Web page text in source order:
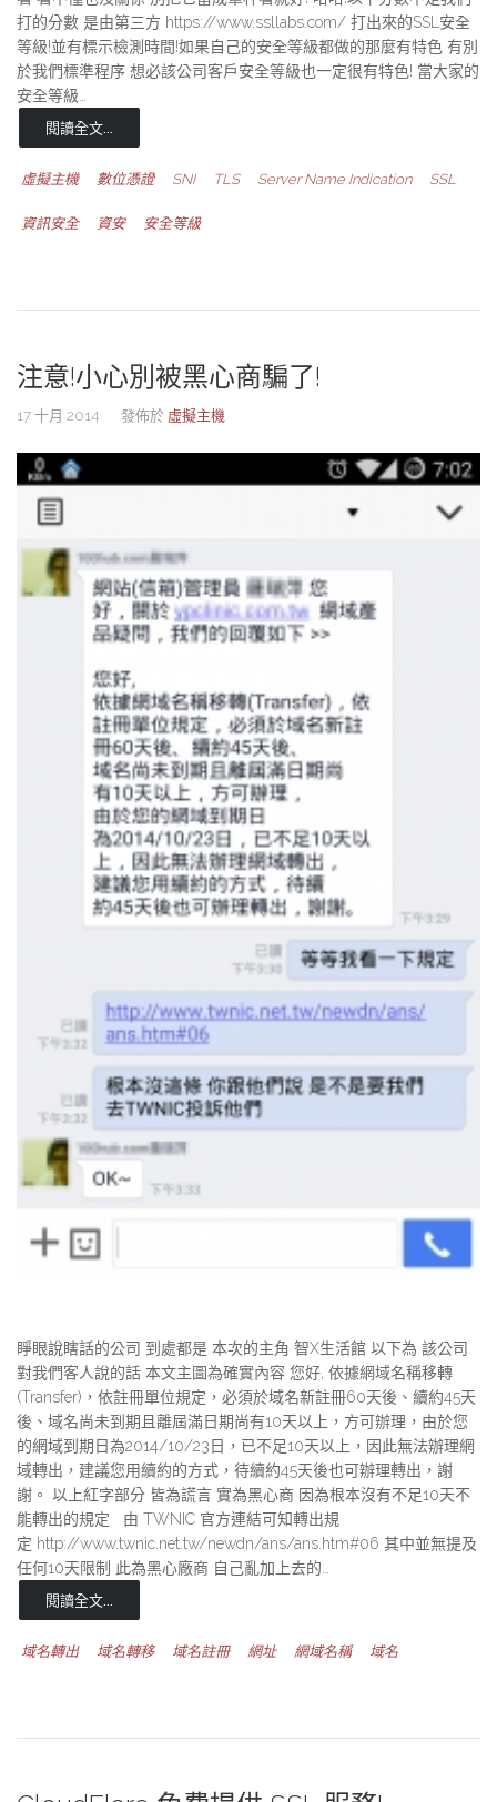
打的分數 是由第三方 https://www.ssllabs.com/ 打出來的SSL安全
等級!並有標示檢測時間!如果自己的安全等級都做的那麼有特色 有別
於我們標準程序 想必該公司客戶安全等級也一定很有特色! 當大家的
安全等級…
閱讀全文...
虛擬主機 數位憑證 SNI TLS Server Name Indication SSL
資訊安全 資安 安全等級
注意!小心別被黑心商騙了!
17 十月 2014 發佈於 虛擬主機
睜眼說瞎話的公司 到處都是 本次的主角 智X生活館 以下為 該公司
對我們客人說的話 本文主圖為確實內容 您好, 依據網域名稱移轉
(Transfer)，依註冊單位規定，必須於域名新註冊60天後、續約45天
後、域名尚未到期且離屆滿日期尚有10天以上，方可辦理，由於您
的網域到期日為2014/10/23日，已不足10天以上，因此無法辦理網
域轉出，建議您用續約的方式，待續約45天後也可辦理轉出，謝
謝。 以上紅字部分 皆為謊言 實為黑心商 因為根本沒有不足10天不
能轉出的規定 由 TWNIC 官方連結可知轉出規
定 http://www.twnic.net.tw/newdn/ans/ans.htm#06 其中並無提及
任何10天限制 此為黑心廠商 自己亂加上去的…
閱讀全文...
域名轉出 域名轉移 域名註冊 網址 網域名稱 域名